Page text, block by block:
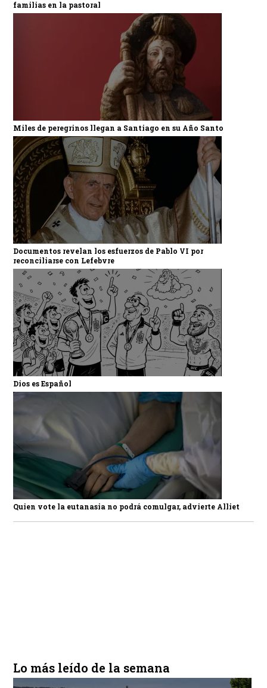
familias en la pastoral
Miles de peregrinos llegan a Santiago en su Año Santo
Documentos revelan los esfuerzos de Pablo VI por
reconciliarse con Lefebvre
Dios es Español
Quien vote la eutanasia no podrá comulgar, advierte Alliet
Lo más leído de la semana